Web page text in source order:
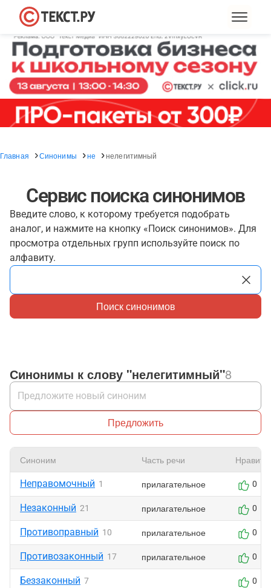
Главная Синонимы не нелегитимный
Сервис поиска синонимов
Введите слово, к которому требуется подобрать
аналог, и нажмите на кнопку «Поиск синонимов». Для
просмотра отдельных групп используйте поиск по
алфавиту.
Поиск синонимов
Синонимы к слову "нелегитимный"8
Предложить
Синоним Часть речи
Неправомочный 1 прилагательное 0
Незаконный 21 прилагательное 0
Противоправный 10 прилагательное 0
Противозаконный 17 прилагательное 0
Беззаконный 7 0